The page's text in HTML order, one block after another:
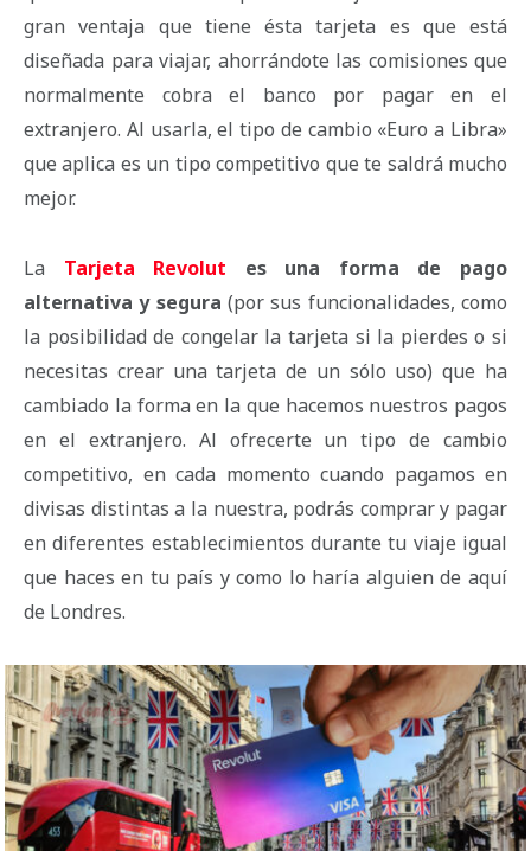
gran ventaja que tiene ésta tarjeta es que está
diseñada para viajar, ahorrándote las comisiones que
normalmente cobra el banco por pagar en el
extranjero. Al usarla, el tipo de cambio «Euro a Libra»
que aplica es un tipo competitivo que te saldrá mucho
mejor.
La Tarjeta Revolut es una forma de pago
alternativa y segura (por sus funcionalidades, como
la posibilidad de congelar la tarjeta si la pierdes o si
necesitas crear una tarjeta de un sólo uso) que ha
cambiado la forma en la que hacemos nuestros pagos
en el extranjero. Al ofrecerte un tipo de cambio
competitivo, en cada momento cuando pagamos en
divisas distintas a la nuestra, podrás comprar y pagar
en diferentes establecimientos durante tu viaje igual
que haces en tu país y como lo haría alguien de aquí
de Londres.